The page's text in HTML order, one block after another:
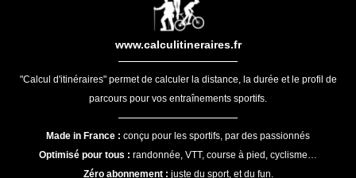
www.calculitineraires.fr
"Calcul d'itinéraires" permet de calculer la distance, la durée et le profil de
parcours pour vos entraînements sportifs.
Made in France : conçu pour les sportifs, par des passionnés
Optimisé pour tous : randonnée, VTT, course à pied, cyclisme…
Zéro abonnement : juste du sport, et du fun.